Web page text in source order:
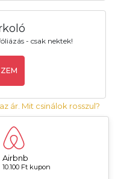
- csak nektek!
ár. Mit csinálok rosszul?
Airbnb
10.100 Ft kupon